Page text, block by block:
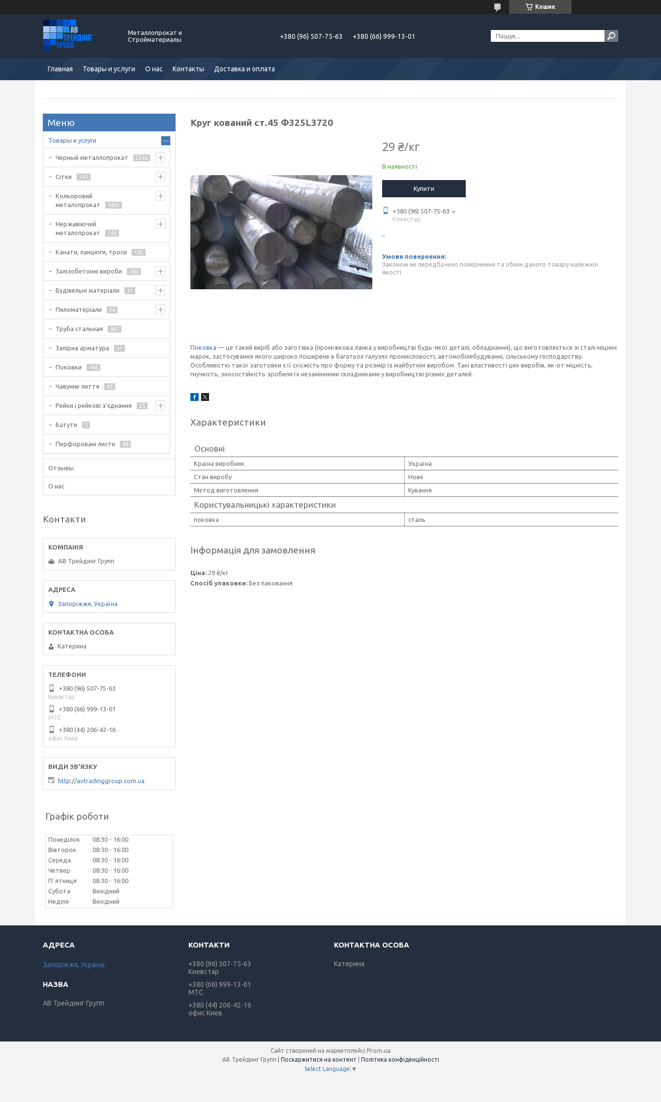
Кошик
Металлопрокат и
Стройматериалы
+380 (96) 507-75-63 +380 (66) 999-13-01
Главная Товары и услуги О нас Контакты Доставка и оплата
Круг кований ст.45 Ф325L3720
29 ₴/кг
В наявності
Купити
+380 (96) 507-75-63
Киевстар
Законом не передбачено повернення та обмін даного товару належної
якості
Поковка — це такий виріб або заготівка (проміжкова ланка у виробництві будь-якої деталі, обладнання), що виготовляється зі сталі міцних
марок, застосування якого широко поширене в багатьох галузях промисловості, автомобілебудуванні, сільському господарству.
Особливістю такої заготовки є її схожість про форму та розмір із майбутнім виробом. Такі властивості цих виробів, як-от міцність,
гнучкість, зносостійкість зробили їх незамінними складниками у виробництві різних деталей.
Характеристики
Основні
Країна виробник
Україна
Стан виробу
Нове
Метод виготовлення
Кування
Користувальницькі характеристики
поковка сталь
Інформація для замовлення
Ціна: 29 ₴/кг
Спосіб упаковки: Без паковання
Товары и услуги
Черный металлопрокат 2249
Сітки 147
Кольоровий
металопрокат
1403
Нержавіючий
металопрокат
190
Канати, ланцюги, троси 162
Залізобетонні вироби 284
Будівельні матеріали 31
Пиломатеріали 14
Труба стальная 907
Запірна арматура 31
Поковки 446
Чавунне лиття 45
Рейки і рейкові з'єднання 25
Батути 5
Перфоровані листи 49
Отзывы
О нас
Контакти
АВ Трейдинг Групп
Запоріжжя, Україна
Катерина
+380 (96) 507-75-63
Киевстар
+380 (66) 999-13-01
МТС
+380 (44) 206-42-16
офис Киев
http://avtradinggroup.com.ua
Графік роботи
Понеділок 08:30
16:00
Вівторок
08:30
16:00
Середа
08:30
16:00
Четвер
08:30
16:00
Пʼятниця
08:30
16:00
Субота
Вихідний
Неділя
Вихідний
Запоріжжя, Україна
АВ Трейдинг Групп
+380 (96) 507-75-63
Киевстар
+380 (66) 999-13-01
МТС
+380 (44) 206-42-16
офис Киев
Катерина
Сайт створений на маркетплейсі Prom.ua
Поскаржитися на контент
Політика конфіденційності
Select Language ▼